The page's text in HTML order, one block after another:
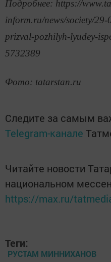
Подробнее: https://
inform.ru/news/society/
prizval-pozhilyh-lyudey-
5732389
Фото: tatarstan.ru
Следите за самым
Telegram-канале
Читайте новости
национальном
https://max.ru/
Теги:
РУСТАМ МИННИХАНОВ